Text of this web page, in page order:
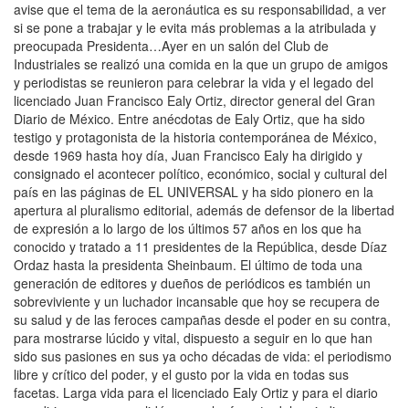
avise que el tema de la aeronáutica es su responsabilidad, a ver
si se pone a trabajar y le evita más problemas a la atribulada y
preocupada Presidenta…Ayer en un salón del Club de
Industriales se realizó una comida en la que un grupo de amigos
y periodistas se reunieron para celebrar la vida y el legado del
licenciado Juan Francisco Ealy Ortiz, director general del Gran
Diario de México. Entre anécdotas de Ealy Ortiz, que ha sido
testigo y protagonista de la historia contemporánea de México,
desde 1969 hasta hoy día, Juan Francisco Ealy ha dirigido y
consignado el acontecer político, económico, social y cultural del
país en las páginas de EL UNIVERSAL y ha sido pionero en la
apertura al pluralismo editorial, además de defensor de la libertad
de expresión a lo largo de los últimos 57 años en los que ha
conocido y tratado a 11 presidentes de la República, desde Díaz
Ordaz hasta la presidenta Sheinbaum. El último de toda una
generación de editores y dueños de periódicos es también un
sobreviviente y un luchador incansable que hoy se recupera de
su salud y de las feroces campañas desde el poder en su contra,
para mostrarse lúcido y vital, dispuesto a seguir en lo que han
sido sus pasiones en sus ya ocho décadas de vida: el periodismo
libre y crítico del poder, y el gusto por la vida en todas sus
facetas. Larga vida para el licenciado Ealy Ortiz y para el diario